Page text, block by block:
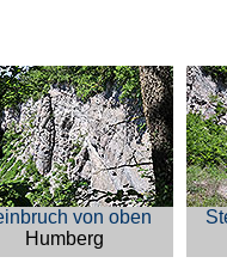
von oben
Humberg